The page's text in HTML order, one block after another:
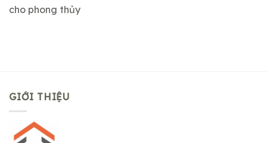
cho phong thủy
GIỚI THIỆU